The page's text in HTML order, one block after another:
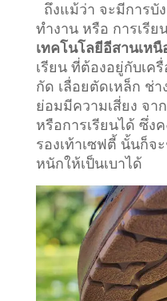
ถึงแม้ว่า จะมีการบั
ทำงาน หรือ การเรีย
เทคโนโลยีอีสานเหนื
เรียน ที่ต้องอยู่กับเครื่
กัด เลื่อยตัดเหล็ก ช่
ย่อมมีความเสี่ยง จา
หรือการเรียนได้ ซึ่ง
รองเท้าเซฟตี้ นั้นก็จ
หนักให้เป็นเบาได้